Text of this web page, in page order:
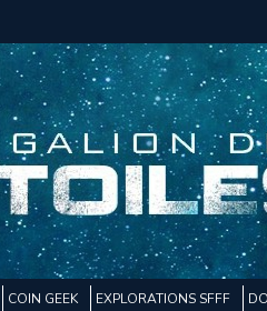
COIN GEEK EXPLORATIONS SFFF